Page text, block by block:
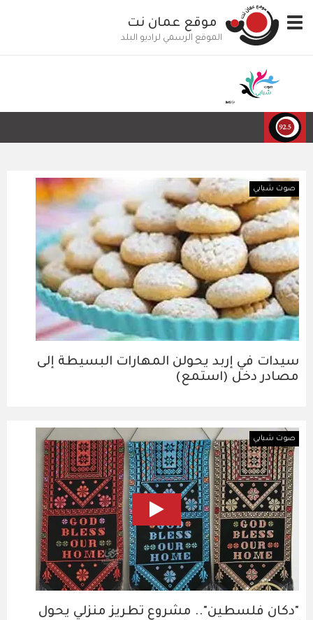
إلى
المحتوى
Toggle
navigation
موقع عمان نت
الموقع الرسمي لراديو البلد
صوت شبابي
سيدات في إربد يحولن المهارات البسيطة إلى
مصادر دخل (استمع)
صوت شبابي
"دكان فلسطين".. مشروع تطريز منزلي يحول